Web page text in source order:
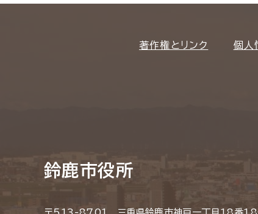
著作権とリンク 個人
鈴鹿市役所